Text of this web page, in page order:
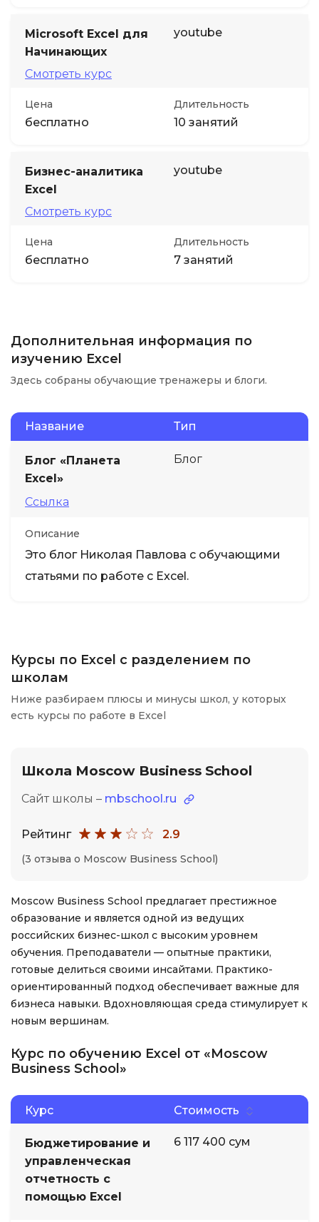
Microsoft Excel для
Начинающих
Смотреть курс
youtube
Цена
бесплатно
Длительность
10 занятий
Бизнес-аналитика
Excel
Смотреть курс
youtube
Цена
бесплатно
Длительность
7 занятий
Дополнительная информация по
изучению Excel
Здесь собраны обучающие тренажеры и блоги.
Название Тип
Блог «Планета
Excel»
Ссылка
Блог
Описание
Это блог Николая Павлова с обучающими
статьями по работе с Excel.
Курсы по Excel с разделением по
школам
Ниже разбираем плюсы и минусы школ, у которых
есть курсы по работе в Excel
Школа Moscow Business School
Сайт школы – mbschool.ru
Рейтинг 2.9
(3 отзыва о Moscow Business School)
Moscow Business School предлагает престижное
образование и является одной из ведущих
российских бизнес-школ с высоким уровнем
обучения. Преподаватели — опытные практики,
готовые делиться своими инсайтами. Практико-
ориентированный подход обеспечивает важные для
бизнеса навыки. Вдохновляющая среда стимулирует к
новым вершинам.
Курс по обучению Excel от «Moscow
Business School»
Курс Стоимость
Бюджетирование и
управленческая
отчетность с
помощью Excel
6 117 400 сум